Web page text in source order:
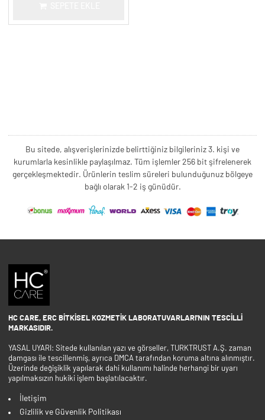
Bu sitede, alışverişlerinizde belirttiğiniz bilgileriniz 3. kişi ve
kurumlarla kesinlikle paylaşılmaz. Tüm işlemler 256 bit şifrelenerek
gerçekleşmektedir. Ürünlerin teslim süreleri bulunduğunuz bölgeye
bağlı olarak 1-2 iş günüdür.
HC CARE, ERC BITKISEL KOZMETIK LABORATUVARLARI'NIN TESCILLI
MARKASIDIR.
YASAL UYARI: Sitede kullanılan yazı ve görseller, TURKTRUST A.Ş. zaman
damgası ile tescillenmiş, ayrıca DMCA tarafından koruma altına alınmıştır.
Üzerinde değişiklik yapılarak dahi kullanımı halinde herhangi bir uyarı
yapılmaksızın hukiki işlem başlatılacaktır.
İletişim
Gizlilik ve Güvenlik Politikası